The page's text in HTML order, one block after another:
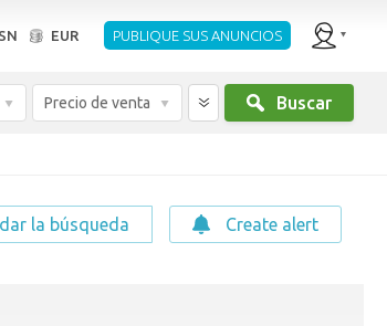
EUR PUBLIQUE SUS ANUNCIOS
Precio de venta Buscar
la búsqueda Create alert